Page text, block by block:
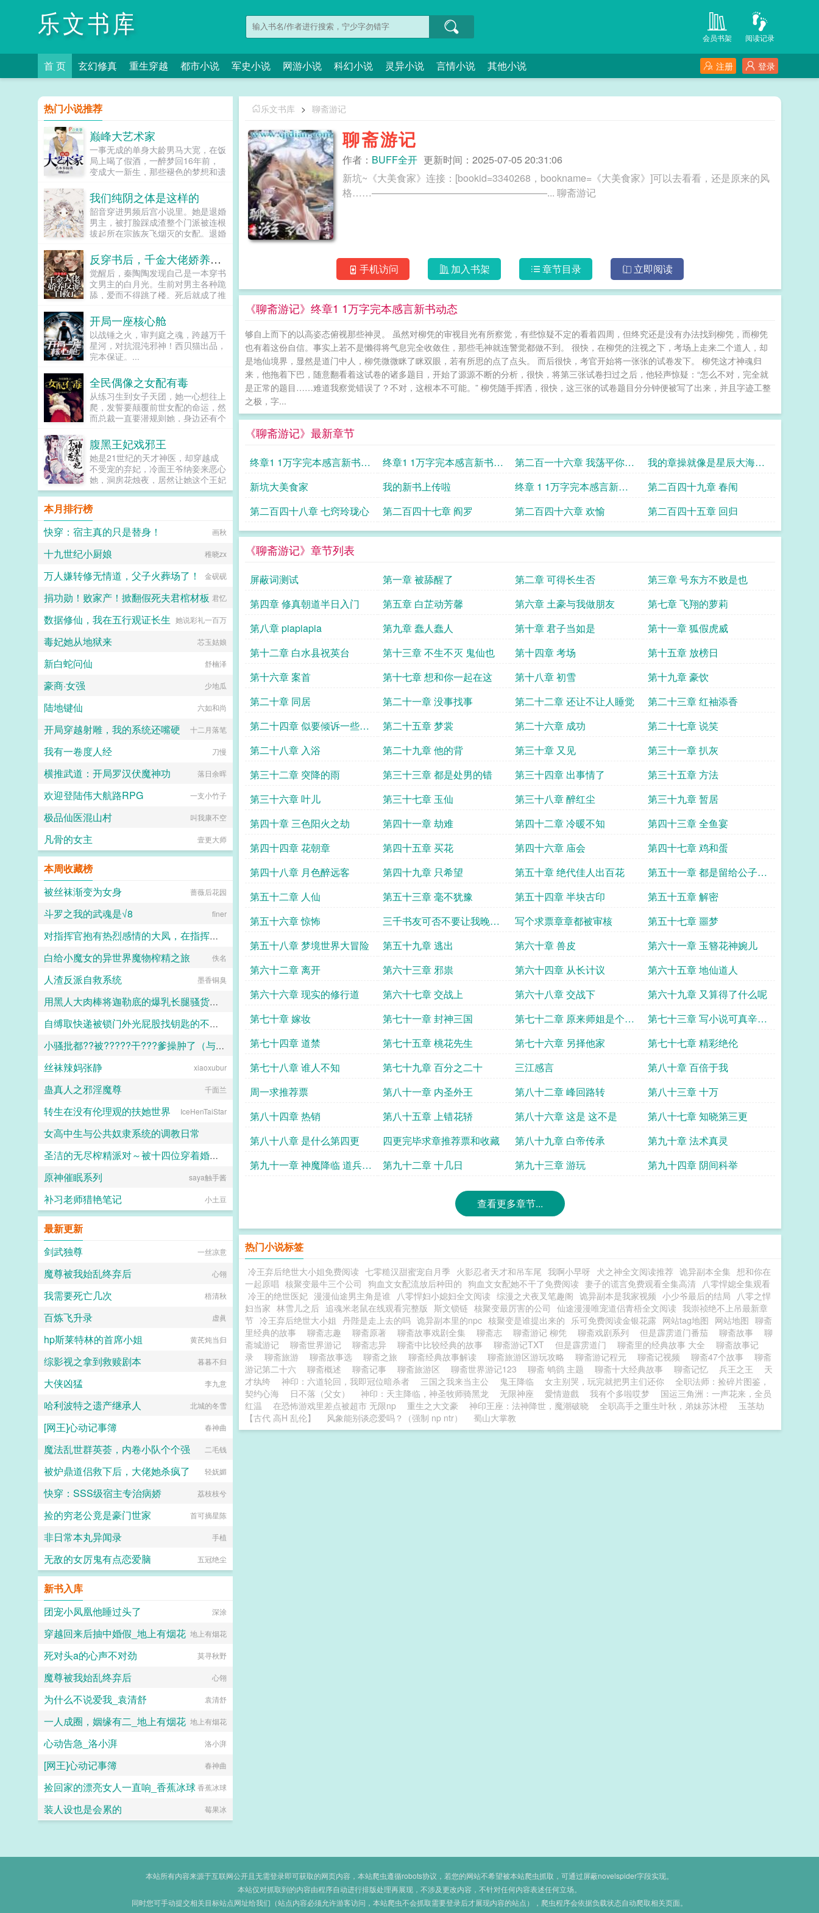
乐文书库 阅读记录
会员书架
首 页 玄幻修真 重生穿越 都市小说 军史小说 网游小说 科幻小说 灵异小说 言情小说 其他小说 登录
注册
乐文书库 > 聊斋游记
聊斋游记
作者： BUFF全开 更新时间：2025-07-05 20:31:06
新坑~《大美食家》连接：[bookid=3340268，bookname=《大美食家》]可以去看看，还是原来的风
格……——————————————————... 聊斋游记
手机访问 加入书架 章节目录 立即阅读
《聊斋游记》终章1 1万字完本感言新书动态
够自上而下的以高姿态俯视那些神灵。 虽然对柳凭的审视目光有所察觉，有些惊疑不定的看着四周，但终究还是没有办法找到柳凭，而柳凭
也有着这份自信。事实上若不是懒得将气息完全收敛住，那些毛神就连警觉都做不到。 很快，在柳凭的注视之下，考场上走来二个道人，却
是地仙境界，显然是道门中人，柳凭微微眯了眯双眼，若有所思的点了点头。 而后很快，考官开始将一张张的试卷发下。 柳凭这才神魂归
来，他拖着下巴，随意翻看着这试卷的诸多题目，开始了源源不断的分析，很快，将第三张试卷扫过之后，他轻声惊疑：“怎么不对，完全就
是正常的题目……难道我察觉错误了？不对，这根本不可能。” 柳凭随手挥洒，很快，这三张的试卷题目分分钟便被写了出来，并且字迹工整
之极，字...
《聊斋游记》最新章节
终章1 1万字完本感言新书动
态
终章1 1万字完本感言新书动
态
第二百一十六章 我荡平你这
阴阳界
我的章操就像是星辰大海新
坑已肥
新坑大美食家 我的新书上传啦
终章 1 1万字完本感言新书
动态
第二百四十九章 春闱
第二百四十八章 七窍玲珑心
第二百四十七章 阎罗 第二百四十六章 欢愉 第二百四十五章 回归
《聊斋游记》章节列表
屏蔽词测试 第一章 被舔醒了 第二章 可得长生否
第三章 号东方不败是也
第四章 修真朝道半日入门
第五章 白芷动芳馨 第六章 土豪与我做朋友
第七章 飞翔的萝莉
第八章 piapiapia
第九章 蠢人蠢人 第十章 君子当如是
第十一章 狐假虎威
第十二章 白水县祝英台
第十三章 不生不灭 鬼仙也 第十四章 考场
第十五章 放榜日
第十六章 案首
第十七章 想和你一起在这 第十八章 初雪
第十九章 豪饮
第二十章 同居
第二十一章 没事找事 第二十二章 还让不让人睡觉
第二十三章 红袖添香
第二十四章 似要倾诉一些愁
苦事情
第二十五章 梦裳 第二十六章 成功
第二十七章 说笑
第二十八章 入浴
第二十九章 他的背 第三十章 又见
第三十一章 扒灰
第三十二章 突降的雨
第三十三章 都是处男的错 第三十四章 出事情了
第三十五章 方法
第三十六章 叶儿
第三十七章 玉仙 第三十八章 醉红尘
第三十九章 暂居
第四十章 三色阳火之劫
第四十一章 劫难 第四十二章 冷暖不知
第四十三章 全鱼宴
第四十四章 花朝章
第四十五章 买花 第四十六章 庙会
第四十七章 鸡和蛋
第四十八章 月色醉远客
第四十九章 只希望 第五十章 绝代佳人出百花
第五十一章 都是留给公子的
礼物
第五十二章 人仙 第五十三章 毫不犹豫 第五十四章 半块古印
第五十五章 解密
第五十六章 惊怖
三千书友可否不要让我晚章
不保
写个求票章章都被审核
第五十七章 噩梦
第五十八章 梦境世界大冒险
第五十九章 逃出 第六十章 兽皮
第六十一章 玉簪花神婉儿
第六十二章 离开
第六十三章 邪祟 第六十四章 从长计议
第六十五章 地仙道人
第六十六章 现实的修行道
第六十七章 交战上 第六十八章 交战下
第六十九章 又算得了什么呢
第七十章 嫁妆
第七十一章 封神三国
第七十二章 原来师姐是个傲
娇
第七十三章 写小说可真辛苦
啊
第七十四章 道禁 第七十五章 桃花先生 第七十六章 另择他家
第七十七章 精彩绝伦
第七十八章 谁人不知
第七十九章 百分之二十 三江感言
第八十章 百倍于我
周一求推荐票
第八十一章 内圣外王 第八十二章 峰回路转
第八十三章 十万
第八十四章 热销
第八十五章 上错花轿 第八十六章 这是 这不是
第八十七章 知晓第三更
第八十八章 是什么第四更
四更完毕求章推荐票和收藏 第八十九章 白帝传承
第九十章 法术真灵
第九十一章 神魔降临 道兵羽
第九十二章 十几日 第九十三章 游玩 第九十四章 阴间科举
查看更多章节...
热门小说标签
冷王弃后绝世大小姐免费阅读 七零糙汉甜蜜宠自月季 火影忍者天才和吊车尾 我啊小早呀 犬之神全文阅读推荐 诡异副本全集 想和你在
一起原唱 核聚变最牛三个公司 狗血文女配流放后种田的 狗血文女配她不干了免费阅读 妻子的谎言免费观看全集高清
八零悍媳全集观看
冷王的绝世医妃 漫漫仙途男主角是谁 八零悍妇小媳妇全文阅读 综漫之犬夜叉笔趣阁 诡异副本是我家视频 小少爷最后的结局
八零之悍
妇当家 林雪儿之后 追魂米老鼠在线观看完整版 斯文锁链 核聚变最厉害的公司 仙途漫漫唯宠道侣青梧全文阅读 我崇祯绝不上吊最新章
节 冷王弃后绝世大小姐 丹陛是走上去的吗 诡异副本里的npc 核聚变是谁提出来的 乐可免费阅读金银花露 网站tag地图 网站地图 聊斋
里经典的故事
聊斋志趣 聊斋原著 聊斋故事戏剧全集 聊斋志 聊斋游记 柳凭 聊斋戏剧系列 但是霹雳道门番茄 聊斋故事
聊
斋城游记
聊斋世界游记 聊斋志异 聊斋中比较经典的故事 聊斋游记TXT 但是霹雳道门 聊斋里的经典故事 大全
聊斋故事记
录
聊斋旅游 聊斋故事选 聊斋之旅 聊斋经典故事解读 聊斋旅游区游玩攻略 聊斋游记程元 聊斋记视频 聊斋47个故事
聊斋
游记第二十六
聊斋概述 聊斋记事 聊斋旅游区 聊斋世界游记123 聊斋 鸲鹆 主题 聊斋十大经典故事 聊斋记忆 兵王之王
天
才纨绔
神印：六道轮回，我即冠位暗杀者 三国之我来当主公 鬼王降临 女主别哭，玩完就把男主们还你
全职法师：捡碎片图鉴，
契约心海
日不落（父女） 神印：天主降临，神圣牧师骑黑龙 无限神座 愛情遊戲 我有个多啦哎梦
国运三角洲：一声花来，全员
红温
在恐怖游戏里差点被超市 无限np 重生之大文豪 神印王座：法神降世，魔潮破晓 全职高手之重生叶秋，弟妹苏沐橙
玉茎劫
【古代 高H 乱伦】
风象能别谈恋爱吗？（强制 np ntr） 蜀山大掌教
热门小说推荐
巅峰大艺术家
一事无成的单身大龄男马大宽，在饭
局上喝了假酒，一醉梦回16年前，
变成大一新生，那些褪色的梦想和遗
家，做导演，收藏古玩字画，...
我们纯阴之体是这样的
韶音穿进男频后宫小说里。她是退婚
男主，被打脸踩成渣整个门派被连根
拔起所在宗族灰飞烟灭的女配。退婚
清白白的好汉一条，前程光明，未来
无限。但既然他这么记恨N多年后。
龙傲天男主我知道是我配不上你，但
我在你身边鞍前马后了五百年，饭给
你做，衣服给你买，天材地宝为你
反穿书后，千金大佬娇养反派自救了
觉醒后，秦陶陶发现自己是一本穿书
文男主的白月光。生前对男主各种跪
舔，爱而不得跳了楼。死后就成了推
尸。秦家大小姐不干了！马上开启
王...
开局一座核心舱
以战锤之火，审判庭之魂，跨越万千
星河，对抗混沌邪神！西贝猫出品，
完本保证。...
全民偶像之女配有毒
从练习生到女子天团，她一心想往上
爬，发誓要颠覆前世女配的命运，然
而总裁一直要潜规则她，身边还有个
腹黑王妃戏邪王
她是21世纪的天才神医，却穿越成
不受宠的弃妃，冷面王爷纳妾来恶心
她，洞房花烛夜，居然让她这个王妃
去伺候，想羞辱她是吧？行啊！她拿
着几面旗子，对着床头摇旗呐...
本月排行榜
快穿：宿主真的只是替身！
画秋
十九世纪小厨娘 稚晓zx
万人嫌转修无情道，父子火葬场了！ 金砚砚
捐功勋！败家产！掀翻假死夫君棺材板 君忆
数据修仙，我在五行观证长生 她说彩礼一百万
毒妃她从地狱来 芯玉姑娘
新白蛇问仙 舒楠泽
豪商·女强 少地瓜
陆地键仙 六如和尚
开局穿越射雕，我的系统还嘴硬 十二月落笔
我有一卷度人经 刀慢
横推武道：开局罗汉伏魔神功 落日余晖
欢迎登陆伟大航路RPG 一支小竹子
极品仙医混山村 叫我康不空
凡骨的女主 壹更大师
本周收藏榜
被丝袜渐变为女身
蔷薇后花园
斗罗之我的武魂是√8 finer
对指挥官抱有热烈感情的大凤，在指挥官被迫出差的一年中被黑人用媚药和甜言蜜语玩弄成满身刺青的媚黑婊子
Kyle
白给小魔女的异世界魔物榨精之旅 佚名
人渣反派自救系统 墨香铜臭
用黑人大肉棒将迦勒底的爆乳长腿骚货英灵一个个的全都调教成发情媚黑母猪贱婊吧
克图格亚改二
自缚取快递被锁门外光屁股找钥匙的不良妹妹
黑翼君
小骚批都??被?????干???爹操肿了（与狼共枕）
百无禁忌
丝袜辣妈张静 xiaoxubur
蛊真人之邪淫魔尊 千面兰
转生在没有伦理观的扶她世界 IceHenTaiStar
女高中生与公共奴隶系统的调教日常
喵不可言
圣洁的无尽榨精派对～被十四位穿着婚纱的舰娘新娘们在教堂内献上身体的集体婚礼～
火锅气候
原神催眠系列 saya触手酱
补习老师猎艳笔记 小土豆
最新更新
剑武独尊
一丝凉意
魔尊被我始乱终弃后 心翎
我需要死亡几次 梧清秋
百炼飞升录 虚眞
hp斯莱特林的首席小姐 黄芪炖当归
综影视之拿到救赎剧本 暮暮不归
大侠凶猛 李九意
哈利波特之遗产继承人 北城的冬雪
[网王]心动记事簿 春神曲
魔法乱世群英荟，内卷小队个个强 二毛钱
被炉鼎道侣救下后，大佬她杀疯了 轻妩媚
快穿：SSS级宿主专治病娇 荔枝枝兮
捡的穷老公竟是豪门世家 首可摘星陈
非日常本丸异闻录 手植
无敌的女厉鬼有点恋爱脑 五冠绝尘
新书入库
团宠小凤凰他睡过头了
深涂
穿越回来后抽中婚假_地上有烟花 地上有烟花
死对头a的心声不对劲 莫寻秋野
魔尊被我始乱终弃后 心翎
为什么不说爱我_袁清舒 袁清舒
一人成圈，姻缘有二_地上有烟花 地上有烟花
心动告急_洛小湃 洛小湃
[网王]心动记事簿 春神曲
捡回家的漂亮女人一直响_香蕉冰球香蕉冰球
装人设也是会累的 莓果冰
本站所有内容来源于互联网公开且无需登录即可获取的网页内容，本站爬虫遵循robots协议，若您的网站不希望被本站爬虫抓取，可通过屏蔽novelspider字段实现。
本站仅对抓取到的内容由程序自动进行排版处理再展现，不涉及更改内容，不针对任何内容表述任何立场。
同时您可手动提交相关目标站点网址给我们（站点内容必须允许游客访问，本站爬虫不会抓取需要登录后才展现内容的站点），爬虫程序会依据负载状态自动爬取相关页面。